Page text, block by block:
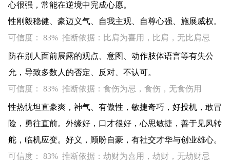
心很强，常能在逆境中完成心愿。
性刚毅稳健、豪迈义气、自我主观、自尊心强、施展威权。
可信度： 83% 推断依据：比肩为喜用，比肩，无比肩忌
防在别人面前展露的观点、意图、动作肢体语言等有失公
允，导致多数人的否定、反对、不认可。
可信度： 83% 推断依据：食伤为忌，食伤，无食伤用
性热忱坦直豪爽，神气、有傲性，敏捷奇巧，好投机，敢冒
险，勇往直前。外缘好，口才很好，心思敏捷，善于见风转
舵，临机应变。好义，顾盼自豪，有社交才华与创业雄心。
可信度： 83% 推断依据：劫财为喜用，劫财，无劫财忌